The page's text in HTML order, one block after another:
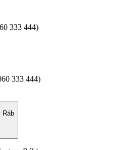
333 444)
333 444)
Ráb